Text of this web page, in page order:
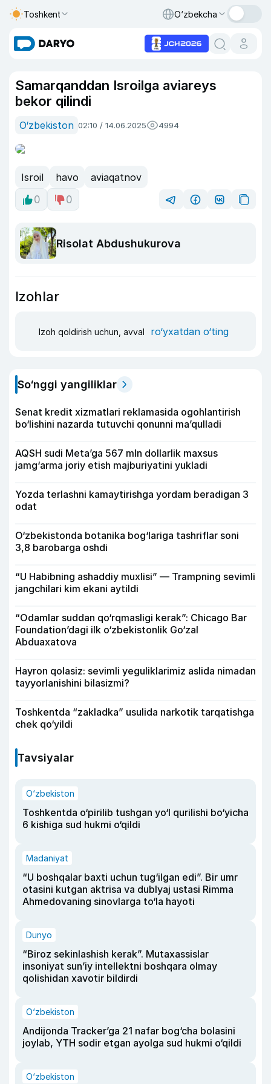
Toshkent O‘zbekcha
Samarqanddan Isroilga aviareys
bekor qilindi
O‘zbekiston 02:10 / 14.06.2025 4994
Isroil havo
aviaqatnov
0
0
Risolat Abdushukurova
Izohlar
Izoh qoldirish uchun, avval ro‘yxatdan o‘ting
So‘nggi yangiliklar
Senat kredit xizmatlari reklamasida ogohlantirish
bo‘lishini nazarda tutuvchi qonunni ma’qulladi
AQSH sudi Meta’ga 567 mln dollarlik maxsus
jamg‘arma joriy etish majburiyatini yukladi
Yozda terlashni kamaytirishga yordam beradigan 3
odat
O‘zbekistonda botanika bog‘lariga tashriflar soni
3,8 barobarga oshdi
“U Habibning ashaddiy muxlisi” — Trampning sevimli
jangchilari kim ekani aytildi
“Odamlar suddan qo‘rqmasligi kerak”: Chicago Bar
Foundation’dagi ilk o‘zbekistonlik Go‘zal
Abduaxatova
Hayron qolasiz: sevimli yeguliklarimiz aslida nimadan
tayyorlanishini bilasizmi?
Toshkentda “zakladka” usulida narkotik tarqatishga
chek qo‘yildi
Tavsiyalar
O‘zbekiston
Toshkentda o‘pirilib tushgan yo‘l qurilishi bo‘yicha
6 kishiga sud hukmi o‘qildi
Madaniyat
“U boshqalar baxti uchun tug‘ilgan edi”. Bir umr
otasini kutgan aktrisa va dublyaj ustasi Rimma
Ahmedovaning sinovlarga to‘la hayoti
Dunyo
“Biroz sekinlashish kerak”. Mutaxassislar
insoniyat sun’iy intellektni boshqara olmay
qolishidan xavotir bildirdi
O‘zbekiston
Andijonda Tracker’ga 21 nafar bog‘cha bolasini
joylab, YTH sodir etgan ayolga sud hukmi o‘qildi
O‘zbekiston